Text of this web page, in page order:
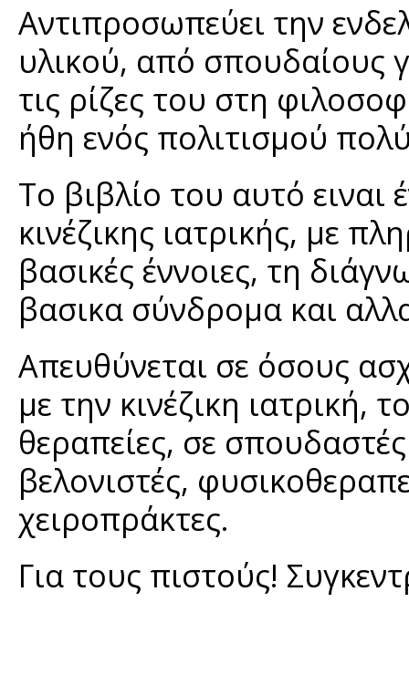
Αντιπροσωπεύει την
υλικού, από σπουδαίους
τις ρίζες του στη
ήθη ενός πολιτισμού
Το βιβλίο του αυτό ειναι
κινέζικης ιατρικής, με
βασικές έννοιες, τη
βασικα σύνδρομα και
Απευθύνεται σε όσους
με την κινέζικη ιατρική,
θεραπείες, σε
βελονιστές,
χειροπράκτες.
Για τους πιστούς!